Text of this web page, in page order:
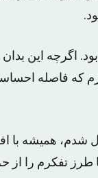
اگرچه این بدان
که فاصله
همیشه با
تفکرم را از